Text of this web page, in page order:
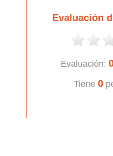
Evaluación
Evaluación:
Tiene 0